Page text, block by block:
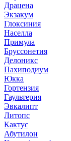
Драцена
Экзакум
Глоксиния
Населла
Примула
Бруссонетия
Делоникс
Пахиподиум
Юкка
Гортензия
Гаультерия
Эвкалипт
Литопс
Кактус
Абутилон